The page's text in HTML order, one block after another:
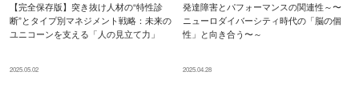
【完全保存版】突き抜け人材の“特性診
断”とタイプ別マネジメント戦略：未来の
ユニコーンを支える「人の見立て力」
2025.05.02
発達障害とパフォーマンスの関連性～〜
ニューロダイバーシティ時代の「脳の個
性」と向き合う〜～
2025.04.28